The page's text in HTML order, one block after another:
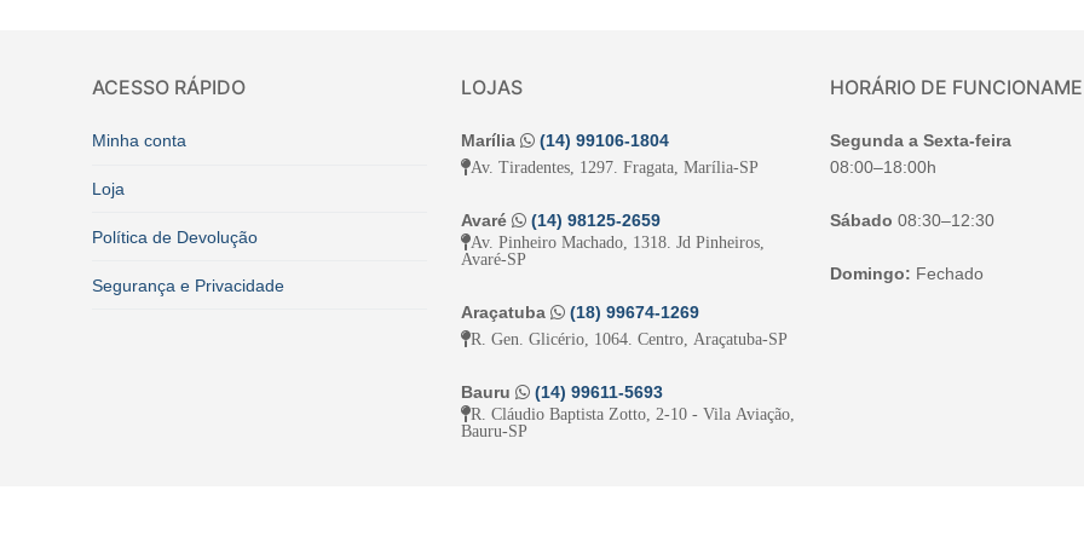
ACESSO RÁPIDO
Minha conta
Loja
Política de Devolução
Segurança e Privacidade
LOJAS
Marília (14) 99106-1804
Av. Tiradentes, 1297. Fragata, Marília-SP
Avaré (14) 98125-2659
Av. Pinheiro Machado, 1318. Jd Pinheiros,
Avaré-SP
Araçatuba (18) 99674-1269
R. Gen. Glicério, 1064. Centro, Araçatuba-SP
Bauru (14) 99611-5693
R. Cláudio Baptista Zotto, 2-10 - Vila Aviação,
Bauru-SP
HORÁRIO DE
Segunda a Sexta-feira
08:00–18:00h
Sábado 08:30–12:30
Domingo: Fechado